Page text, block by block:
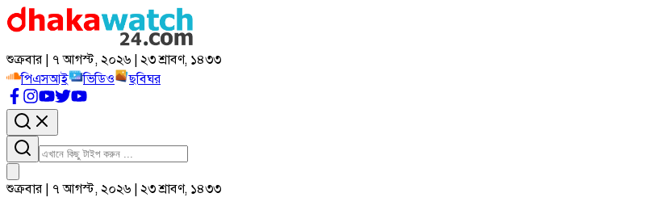
শুক্রবার | ৭ আগস্ট, ২০২৬ | ২৩ শ্রাবণ, ১৪৩৩
পিএসআই
ভিডিও ছবিঘর
শুক্রবার | ৭ আগস্ট, ২০২৬ | ২৩ শ্রাবণ, ১৪৩৩